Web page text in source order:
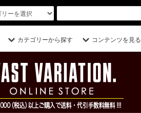
カテゴリーから探す コンテンツを見る